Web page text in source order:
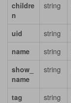
childre
n
string
uid string
name
string
show_
name
string
tag string